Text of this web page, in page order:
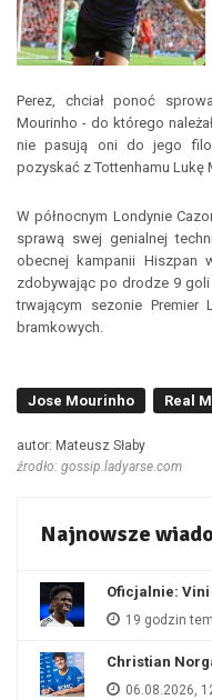
Perez, chciał ponoć
Mourinho - do którego
nie pasują oni do jego
pozyskać z Tottenhamu Lukę
W północnym Londynie
sprawą swej genialnej
obecnej kampanii Hiszpan
zdobywając po drodze 9 goli
trwającym sezonie Premier
bramkowych.
Jose Mourinho Real
autor: Mateusz Słaby
źrodło: gossip.ladyarse.com
Najnowsze
Oficjalnie:
19 godzin
Christian
06.08.2026,